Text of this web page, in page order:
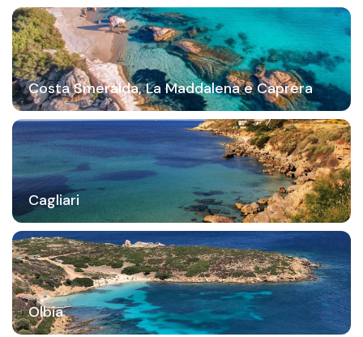
Costa Smeralda, La Maddalena e Caprera
Cagliari
Olbia